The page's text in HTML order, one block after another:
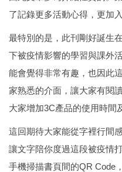
了記錄更多活動心得，更加
最特別的是，此刊剛好誕生
下被疫情影響的學習與課外
能會覺得非常有趣，也因此
家熟悉的介面，讓大家有閱
大家增加3C產品的使用時間
這回期待大家能從字裡行間
讓文字陪你度過這段被疫情
手機掃描書頁間的QR Code